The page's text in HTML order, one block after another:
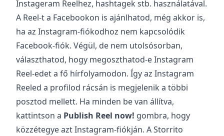
Instageram Reelhez, hashtagek stb. használatával.
A Reel-t a Facebookon is ajánlhatod, még akkor is,
ha az Instagram-fiókodhoz nem kapcsolódik
Facebook-fiók. Végül, de nem utolsósorban,
választhatod, hogy megoszthatod-e Instagram
Reel-edet a fő hírfolyamodon. Így az Instagram
Reeled a profilod rácsán is megjelenik a többi
posztod mellett. Ha minden be van állítva,
kattintson a Publish Reel now! gombra, hogy
közzétegye azt Instagram-fiókján. A Storrito